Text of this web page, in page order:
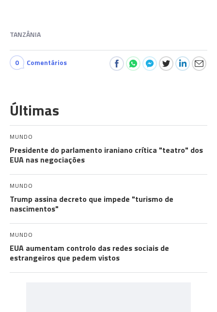
TANZÂNIA
0 Comentários
Últimas
MUNDO
Presidente do parlamento iraniano crítica "teatro" dos
EUA nas negociações
MUNDO
Trump assina decreto que impede "turismo de
nascimentos"
MUNDO
EUA aumentam controlo das redes sociais de
estrangeiros que pedem vistos